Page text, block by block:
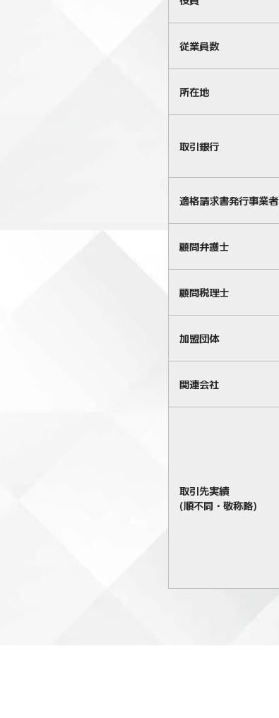
従業員数
所在地
取引銀行
適格請求書発行事業者
顧問弁護士
顧問税理士
加盟団体
関連会社
取引先実績
(順不同・敬称略)